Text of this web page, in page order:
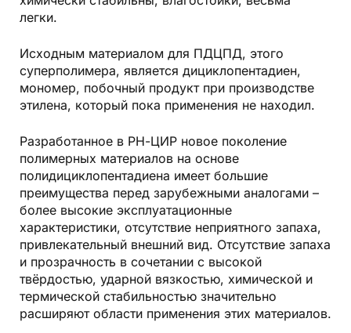
легки.
Исходным материалом для ПДЦПД, этого
суперполимера, является дициклопентадиен,
мономер, побочный продукт при производстве
этилена, который пока применения не находил.
Разработанное в РН-ЦИР новое поколение
полимерных материалов на основе
полидициклопентадиена имеет большие
преимущества перед зарубежными аналогами –
более высокие эксплуатационные
характеристики, отсутствие неприятного запаха,
привлекательный внешний вид. Отсутствие запаха
и прозрачность в сочетании с высокой
твёрдостью, ударной вязкостью, химической и
термической стабильностью значительно
расширяют области применения этих материалов.